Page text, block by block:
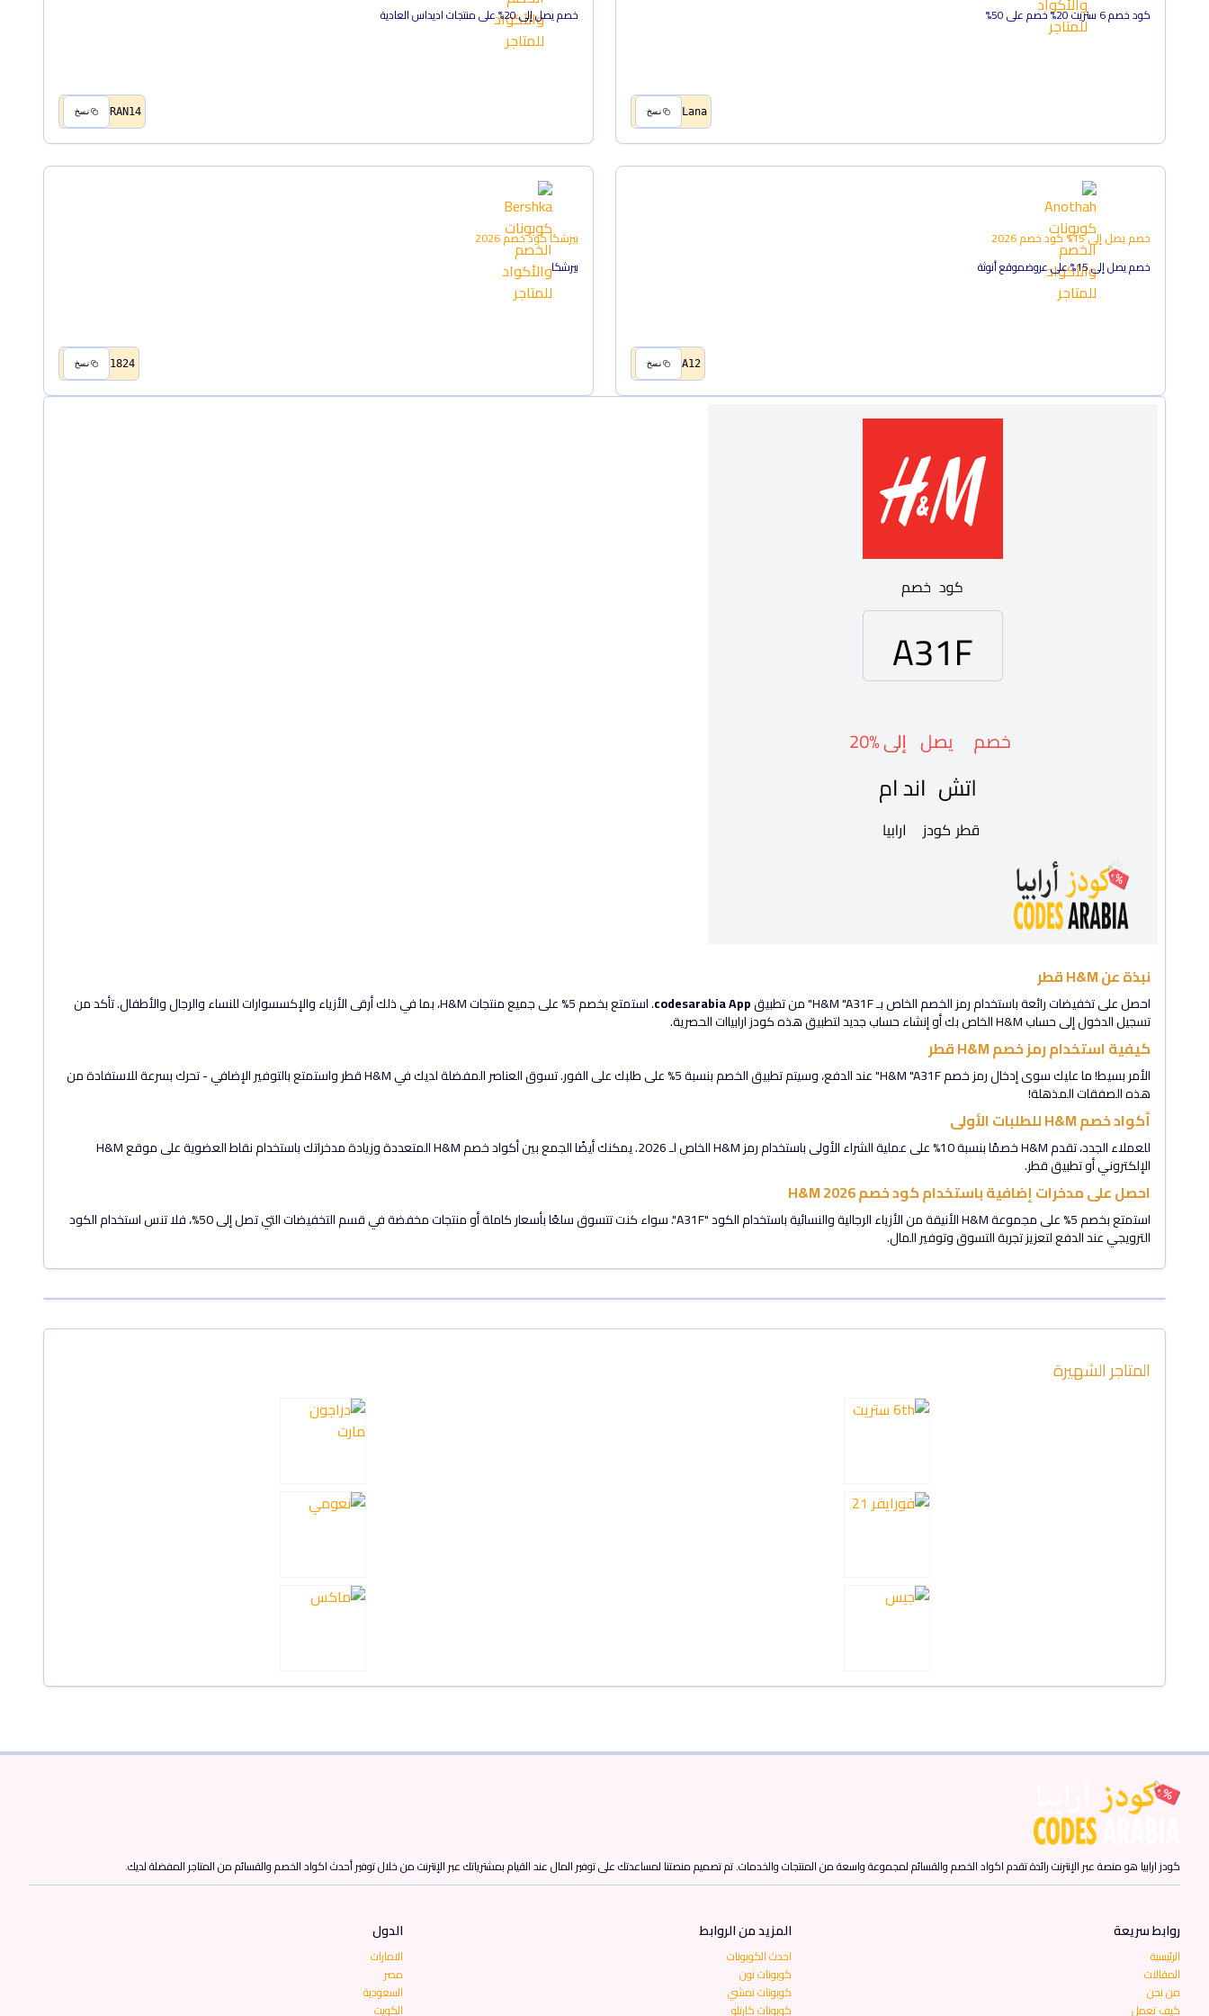
كود خصم 6 ستريت 20% خصم على 50%
Lana نسخ
خصم يصل إلى 20% على منتجات اديداس العادية
RAN14 نسخ
خصم يصل إلى 15% كود خصم2026
خصم يصل إلى 15% على عروضموقع أنوثة
A12 نسخ
بيرشكاكود خصم2026
بيرشكا
1824 نسخ
نبذة عن H&M قطر
احصل على تخفيضات رائعة باستخدام رمز الخصم الخاص بـ H&M "A31F" من تطبيق codesarabia App . استمتع بخصم 5% على جميع منتجات H&M، بما في ذلك أرقى الأزياء والإكسسوارات للنساء والرجال والأطفال. تأكد من
تسجيل الدخول إلى حساب H&M الخاص بك أو إنشاء حساب جديد لتطبيق هذه كودز ارابياات الحصرية.
كيفية استخدام رمز خصم H&M قطر
الأمر بسيط! ما عليك سوى إدخال رمز خصم H&M "A31F" عند الدفع، وسيتم تطبيق الخصم بنسبة 5% على طلبك على الفور. تسوق العناصر المفضلة لديك في H&M قطر واستمتع بالتوفير الإضافي - تحرك بسرعة للاستفادة من
هذه الصفقات المذهلة!
أكواد خصم H&M للطلبات الأولى
للعملاء الجدد، تقدم H&M خصمًا بنسبة 10% على عملية الشراء الأولى باستخدام رمز H&M الخاص لـ 2026. يمكنك أيضًا الجمع بين أكواد خصم H&M المتعددة وزيادة مدخراتك باستخدام نقاط العضوية على موقع H&M
الإلكتروني أو تطبيق قطر.
احصل على مدخرات إضافية باستخدام كود خصم H&M 2026
استمتع بخصم 5% على مجموعة H&M الأنيقة من الأزياء الرجالية والنسائية باستخدام الكود "A31F". سواء كنت تتسوق سلعًا بأسعار كاملة أو منتجات مخفضة في قسم التخفيضات التي تصل إلى 50%، فلا تنس استخدام الكود
الترويجي عند الدفع لتعزيز تجربة التسوق وتوفير المال.
المتاجر الشهيرة
كودز ارابيا هو منصة عبر الإنترنت رائدة تقدم اكواد الخصم والقسائم لمجموعة واسعة من المنتجات والخدمات. تم تصميم منصتنا لمساعدتك على توفير المال عند القيام بمشترياتك عبر الإنترنت من خلال توفير أحدث اكواد الخصم والقسائم من المتاجر المفضلة لديك.
روابط سريعة
الرئيسية
المقالات
من نحن
كيف تعمل
المزيد من الروابط
احدث الكوبونات
كوبونات نون
كوبونات نمشي
كوبونات كارتلو
الدول
الامارات
مصر
السعودية
الكويت